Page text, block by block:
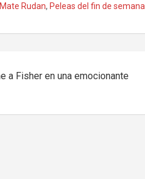
Mate Rudan, Peleas del fin de semana
a Fisher en una emocionante